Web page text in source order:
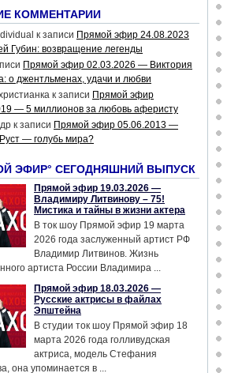
КОММЕНТАРИИ
к записи Прямой эфир 24.08.2023
Губин: возвращение легенды
Прямой эфир 02.03.2026 — Виктория
о джентльменах, удачи и любви
к записи Прямой эфир
— 5 миллионов за любовь аферисту
к записи Прямой эфир 05.06.2013 —
— голубь мира?
ЭФИР° СЕГОДНЯШНИЙ ВЫПУСК
Прямой эфир 19.03.2026 —
Владимиру Литвинову – 75!
Мистика и тайны в жизни актера
В ток шоу Прямой эфир 19 марта
2026 года заслуженный артист РФ
Владимир Литвинов. Жизнь
артиста России Владимира ...
Прямой эфир 18.03.2026 —
Русские актрисы в файлах
Эпштейна
В студии ток шоу Прямой эфир 18
марта 2026 года голливудская
актриса, модель Стефания
она упоминается в ...